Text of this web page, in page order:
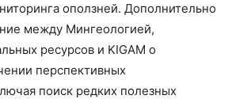
оползней. Дополнительно
между Мингеологией,
ресурсов и KIGAM о
перспективных
поиск редких полезных